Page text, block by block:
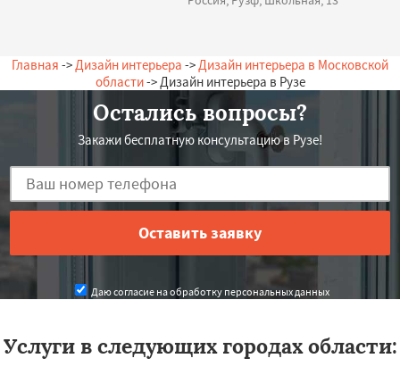
Главная -> Дизайн интерьера -> Дизайн интерьера в Московской
области-> Дизайн интерьера в Рузе
Остались вопросы?
Закажи бесплатную консультацию в Рузе!
Даю согласие на обработку персональных данных
Услуги в следующих городах области: